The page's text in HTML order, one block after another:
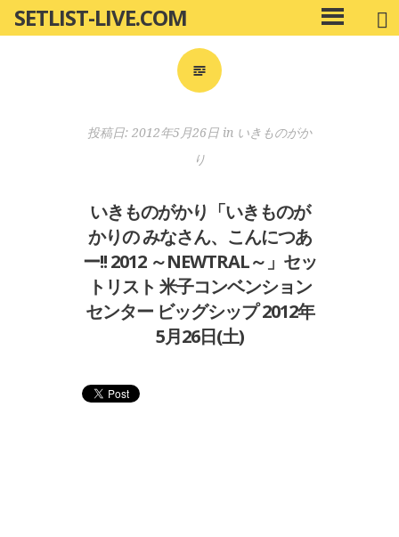
ン
SETLIST-LIVE.COM
メ
イ
投稿日: 2012年5月26日 in いきものがか
り
いきものがかり「いきものが
かりの みなさん、こんにつあ
ー!! 2012 ～NEWTRAL～」セッ
トリスト 米子コンベンション
センター ビッグシップ 2012年
5月26日(土)